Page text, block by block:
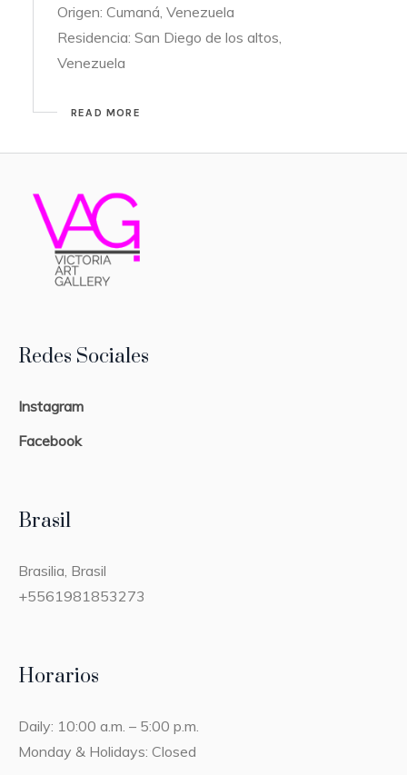
Origen: Cumaná, Venezuela
Residencia: San Diego de los altos,
Venezuela
READ MORE
Redes Sociales
Instagram
Facebook
Brasil
Brasilia, Brasil
+5561981853273
Horarios
Daily: 10:00 a.m. – 5:00 p.m.
Monday & Holidays: Closed